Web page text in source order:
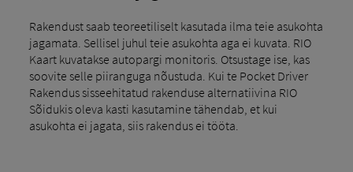
Rakendust saab teoreetiliselt kasutada ilma teie asukohta
jagamata. Sellisel juhul teie asukohta aga ei kuvata. RIO
Kaart kuvatakse autopargi monitoris. Otsustage ise, kas
soovite selle piiranguga nõustuda. Kui te Pocket Driver
Rakendus sisseehitatud rakenduse alternatiivina RIO
Sõidukis oleva kasti kasutamine tähendab, et kui
asukohta ei jagata, siis rakendus ei tööta.